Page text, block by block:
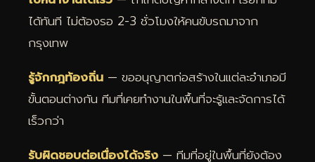
ได้ทันที ไม่ต้องรอ 2-3 ชั่วโมงให้คนขับรถมาจาก
กรุงเทพ
รู้จักกฎท้องถิ่น — ขออนุญาตก่อสร้างในแต่ละอำเภอมี
ขั้นตอนต่างกัน ทีมที่เคยทำงานในพื้นที่จะรู้และจัดการได้
เร็วกว่า
รับผิดชอบต่อเนื่องได้จริง — ทีมที่อยู่ในพื้นที่ยังต้อง